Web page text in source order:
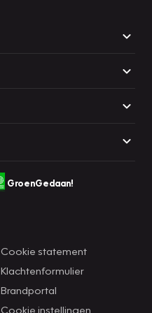
GroenGedaan!
Cookie statement
Klachtenformulier
Brandportal
Cookie instellingen